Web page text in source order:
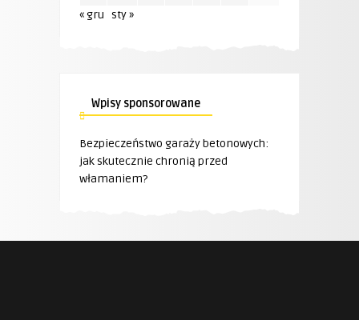
« gru sty »
Wpisy sponsorowane
Bezpieczeństwo garaży betonowych:
jak skutecznie chronią przed
włamaniem?